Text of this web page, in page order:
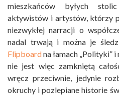
mieszkańców byłych
aktywistów i artystów, którzy
niezwykłej narracji o
nadal trwają i można je
Flipboardna łamach „Polityki”
nie jest więc zamkniętą
wręcz przeciwnie, jedynie
okruchy i pozlepiane historie